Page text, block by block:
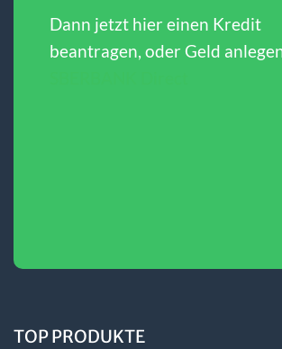
Dann jetzt hier einen Kredit
beantragen, oder Geld
TOP PRODUKTE